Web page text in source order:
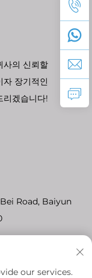
사의 신뢰할
자 장기적인
리겠습니다!
Road, Baiyun
our services.